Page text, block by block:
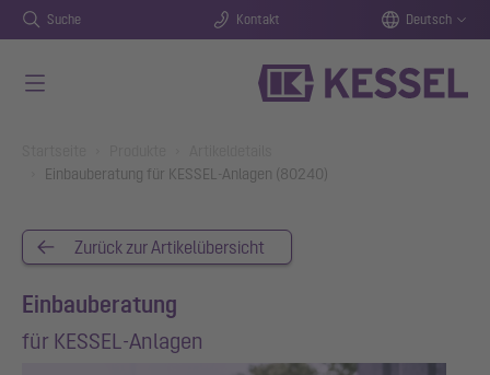
Suche Kontakt Deutsch
Einbauberatung für KESSEL-Anlagen (80240)
Zurück zur Artikelübersicht
Einbauberatung
für KESSEL-Anlagen